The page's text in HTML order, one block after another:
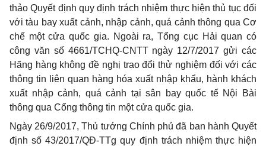
thảo Quyết định quy định trách nhiệm thực hiện thủ tục đối
với tàu bay xuất cảnh, nhập cảnh, quá cảnh thông qua Cơ
chế một cửa quốc gia. Ngoài ra, Tổng cục Hải quan có
công văn số 4661/TCHQ-CNTT ngày 12/7/2017 gửi các
Hãng hàng không đề nghị trao đổi thử nghiệm đối với các
thông tin liên quan hàng hóa xuất nhập khẩu, hành khách
xuất nhập cảnh, quá cảnh tại sân bay quốc tế Nội Bài
thông qua Cổng thông tin một cửa quốc gia.
Ngày 26/9/2017, Thủ tướng Chính phủ đã ban hành Quyết
định số 43/2017/QĐ-TTg quy định trách nhiệm thực hiện